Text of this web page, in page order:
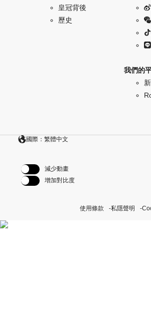
皇冠背後
歷史
我們的
國際：繁體中文
減少動畫
增加對比度
使用條款 私隱聲明